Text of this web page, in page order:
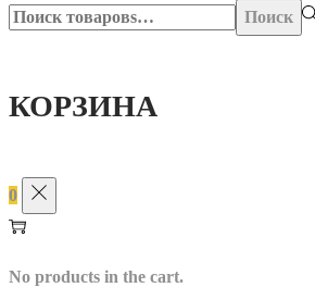
Поиск:>
Поиск
КОРЗИНА
0
No products in the cart.